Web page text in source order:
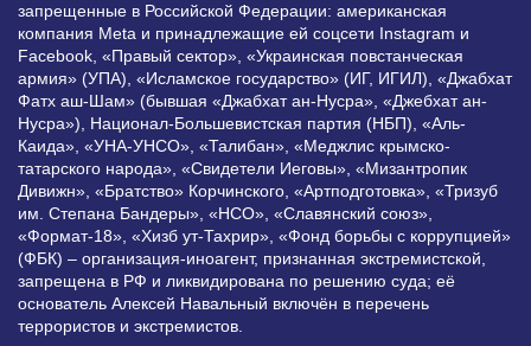
запрещенные в Российской Федерации: американская
компания Meta и принадлежащие ей соцсети Instagram и
Facebook, «Правый сектор», «Украинская повстанческая
армия» (УПА), «Исламское государство» (ИГ, ИГИЛ), «Джабхат
Фатх аш-Шам» (бывшая «Джабхат ан-Нусра», «Джебхат ан-
Нусра»), Национал-Большевистская партия (НБП), «Аль-
Каида», «УНА-УНСО», «Талибан», «Меджлис крымско-
татарского народа», «Свидетели Иеговы», «Мизантропик
Дивижн», «Братство» Корчинского, «Артподготовка», «Тризуб
им. Степана Бандеры», «НСО», «Славянский союз»,
«Формат-18», «Хизб ут-Тахрир», «Фонд борьбы с коррупцией»
(ФБК) – организация-иноагент, признанная экстремистской,
запрещена в РФ и ликвидирована по решению суда; её
основатель Алексей Навальный включён в перечень
террористов и экстремистов.